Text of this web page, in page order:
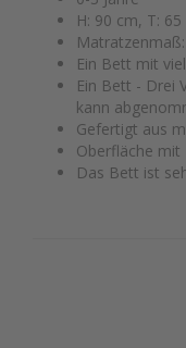
H: 90 cm, T:
Ein Bett mit
Ein Bett - Drei
kann
Gefertigt aus
Oberfläche mit
Das Bett ist